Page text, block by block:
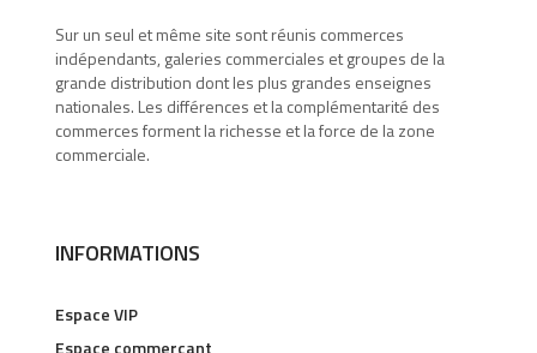
Sur un seul et même site sont réunis commerces
indépendants, galeries commerciales et groupes de la
grande distribution dont les plus grandes enseignes
nationales. Les différences et la complémentarité des
commerces forment la richesse et la force de la zone
commerciale.
INFORMATIONS
Espace VIP
Espace commerçant